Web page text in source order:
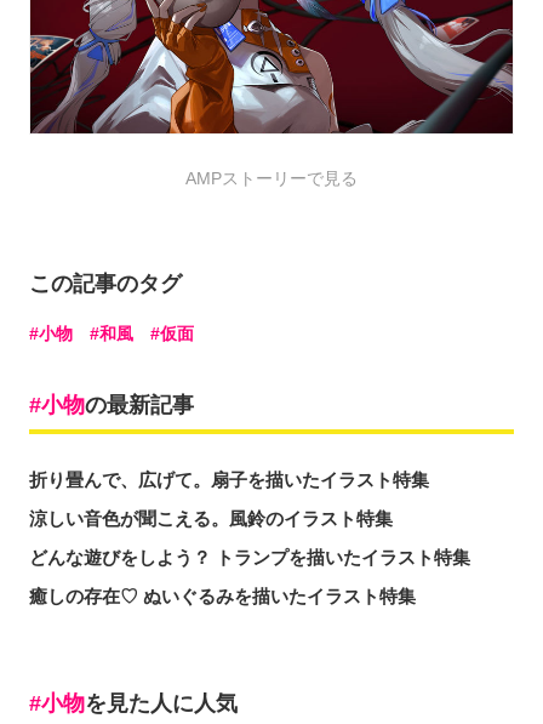
AMPストーリーで見る
この記事のタグ
小物 和風 仮面
小物の最新記事
折り畳んで、広げて。扇子を描いたイラスト特集
涼しい音色が聞こえる。風鈴のイラスト特集
どんな遊びをしよう？ トランプを描いたイラスト特集
癒しの存在♡ ぬいぐるみを描いたイラスト特集
小物を見た人に人気